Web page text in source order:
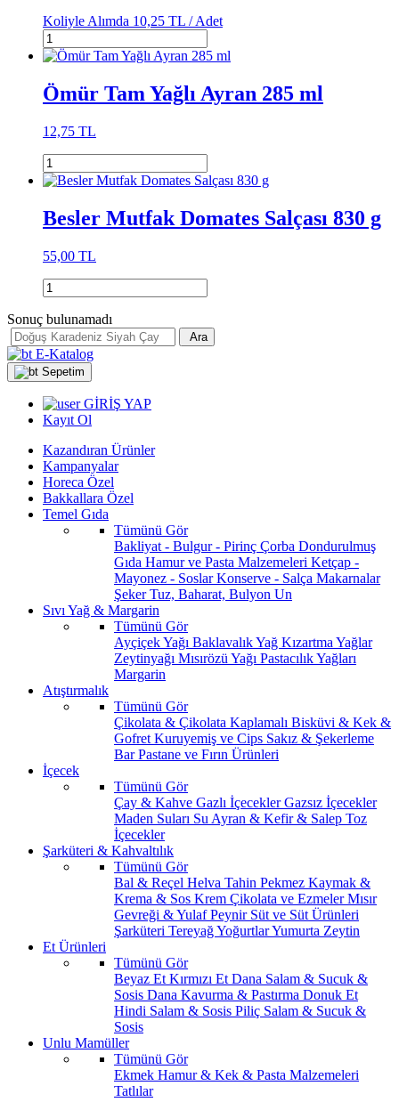
Koliyle Alımda 10,25 TL /Adet
Ömür Tam Yağlı Ayran 285 ml
12,75 TL
Besler Mutfak Domates Salçası 830 g
55,00 TL
Sonuç bulunamadı
Ara
E-Katalog
Sepetim
GİRİŞ YAP
Kayıt Ol
Kazandıran Ürünler
Kampanyalar
Horeca Özel
Bakkallara Özel
Temel Gıda
Tümünü Gör
Bakliyat - Bulgur - Pirinç Çorba Dondurulmuş
Gıda Hamur ve Pasta Malzemeleri Ketçap -
Mayonez - SoslarKonserve - Salça Makarnalar
ŞekerTuz, Baharat, Bulyon Un
Sıvı Yağ & Margarin
Tümünü Gör
Ayçiçek Yağı Baklavalık Yağ Kızartma Yağlar
Zeytinyağı Mısırözü Yağı Pastacılık Yağları
Margarin
Atıştırmalık
Tümünü Gör
Çikolata & Çikolata Kaplamalı Bisküvi & Kek &
Gofret Kuruyemiş ve Cips Sakız & Şekerleme
BarPastane ve Fırın Ürünleri
İçecek
Tümünü Gör
Çay & Kahve Gazlı İçeceklerGazsız İçecekler
Maden Suları Su Ayran & Kefir & Salep Toz
İçecekler
Şarküteri & Kahvaltılık
Tümünü Gör
Bal & Reçel Helva Tahin Pekmez Kaymak &
Krema & Sos Krem Çikolata ve EzmelerMısır
Gevreği & YulafPeynir Süt ve Süt Ürünleri
Şarküteri TereyağYoğurtlarYumurta Zeytin
Et Ürünleri
Tümünü Gör
Beyaz Et Kırmızı Et Dana Salam & Sucuk &
Sosis Dana Kavurma & Pastırma Donuk Et
Hindi Salam & Sosis Piliç Salam & Sucuk &
Sosis
Unlu Mamüller
Tümünü Gör
Ekmek Hamur & Kek & Pasta Malzemeleri
Tatlılar